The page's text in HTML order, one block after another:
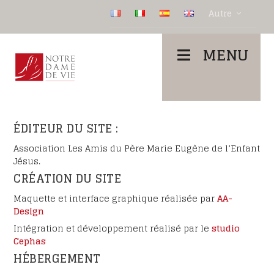
Autre
MENU
ÉDITEUR DU SITE :
Association Les Amis du Père Marie Eugène de l’Enfant
Jésus.
CRÉATION DU SITE
Maquette et interface graphique réalisée parAA-
Design
Intégration et développement réalisé par lestudio
Cephas
HÉBERGEMENT